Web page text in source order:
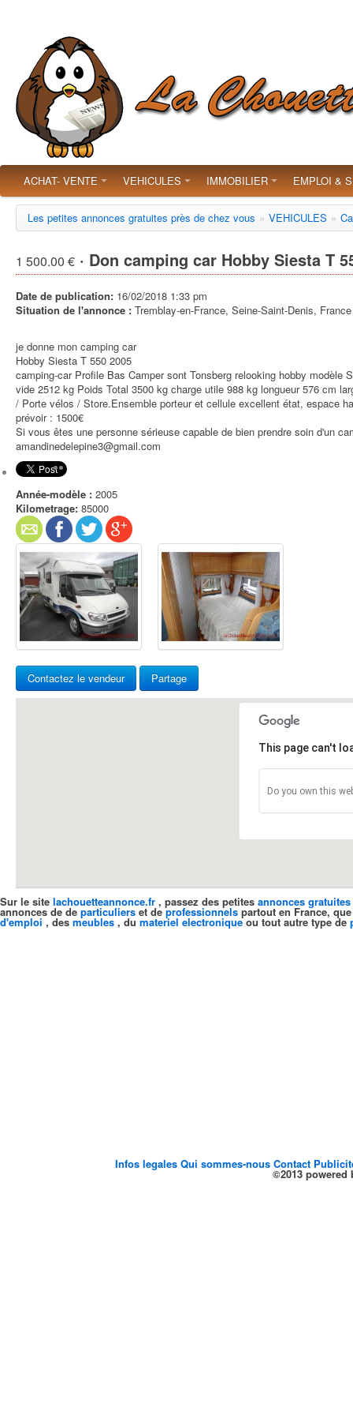
ACHAT- VENTE VEHICULES IMMOBILIER EMPLOI &
Les petites annonces gratuites près de chez vous » VEHICULES »
1 500.00 € · Don camping car Hobby Siesta T
Date de publication: 16/02/2018 1:33 pm
Situation de l'annonce : Tremblay-en-France, Seine-Saint-Denis, France
je donne mon camping car
Hobby Siesta T 550 2005
camping-car Profile Bas Camper sont Tonsberg relooking hobby
vide 2512 kg Poids Total 3500 kg charge utile 988 kg longueur 576 cm
/ Porte vélos / Store.Ensemble porteur et cellule excellent état, espace
prévoir : 1500€
Si vous êtes une personne sérieuse capable de bien prendre soin d'un
amandinedelepine3@gmail.com
Année-modèle : 2005
Kilometrage: 85000
Contactez le vendeur Partage
This page can't
Do you own this
Sur le site lachouetteannonce.fr , passez des petites annonces gratuites
annonces de de particuliers et deprofessionnels partout en France,
d'emploi , des meubles , du materiel electroniqueou tout autre type de
Infos legalesQui sommes-nousContact
©2013 powered